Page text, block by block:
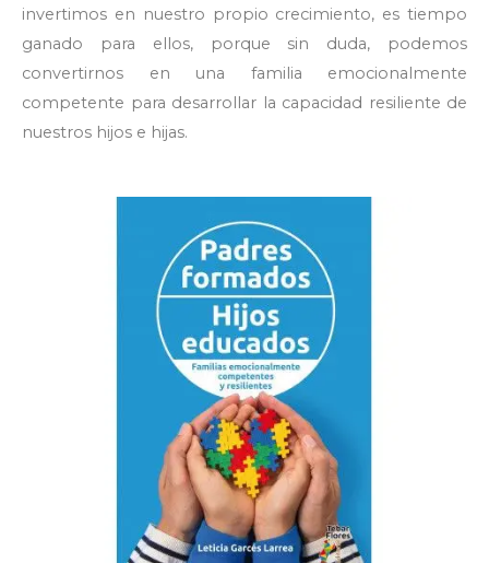
invertimos en nuestro propio crecimiento, es tiempo
ganado para ellos, porque sin duda, podemos
convertirnos en una familia emocionalmente
competente para desarrollar la capacidad resiliente de
nuestros hijos e hijas.